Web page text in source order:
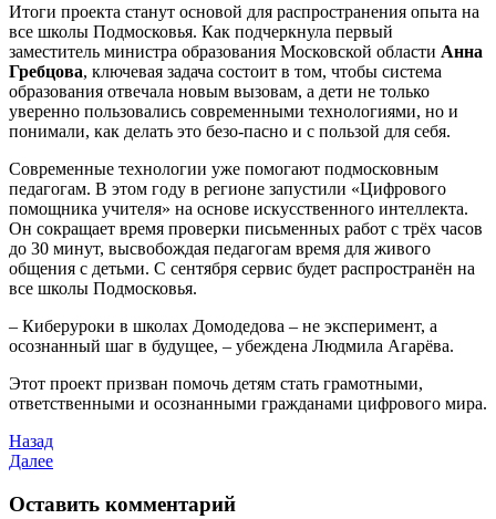
Итоги проекта станут основой для распространения опыта на
все школы Подмосковья. Как подчеркнула первый
заместитель министра образования Московской области Анна
Гребцова, ключевая задача состоит в том, чтобы система
образования отвечала новым вызовам, а дети не только
уверенно пользовались современными технологиями, но и
понимали, как делать это безо-пасно и с пользой для себя.
Современные технологии уже помогают подмосковным
педагогам. В этом году в регионе запустили «Цифрового
помощника учителя» на основе искусственного интеллекта.
Он сокращает время проверки письменных работ с трёх часов
до 30 минут, высвобождая педагогам время для живого
общения с детьми. С сентября сервис будет распространён на
все школы Подмосковья.
– Киберуроки в школах Домодедова – не эксперимент, а
осознанный шаг в будущее, – убеждена Людмила Агарёва.
Этот проект призван помочь детям стать грамотными,
ответственными и осознанными гражданами цифрового мира.
Назад
Далее
Оставить комментарий